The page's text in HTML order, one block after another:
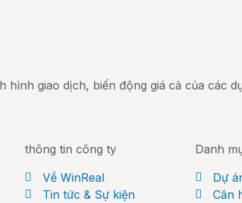
hình giao dịch, biến động giá cả của các
thông tin công ty
Về WinReal
Tin tức & Sự kiện
Danh
Dự
Căn